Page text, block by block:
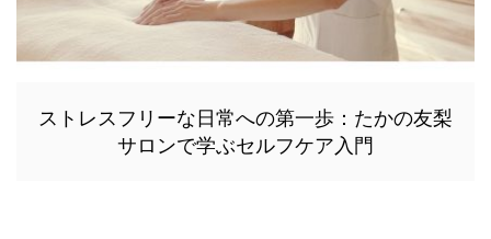
ストレスフリーな日常への第一歩：たかの友梨
サロンで学ぶセルフケア入門